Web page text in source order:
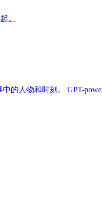
。
物和时刻。 GPT-